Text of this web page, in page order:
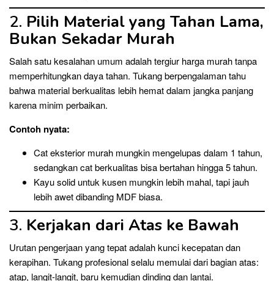
2. Pilih Material yang Tahan Lama,
Bukan Sekadar Murah
Salah satu kesalahan umum adalah tergiur harga murah tanpa
memperhitungkan daya tahan. Tukang berpengalaman tahu
bahwa material berkualitas lebih hemat dalam jangka panjang
karena minim perbaikan.
Contoh nyata:
Cat eksterior murah mungkin mengelupas dalam 1 tahun,
sedangkan cat berkualitas bisa bertahan hingga 5 tahun.
Kayu solid untuk kusen mungkin lebih mahal, tapi jauh
lebih awet dibanding MDF biasa.
3. Kerjakan dari Atas ke Bawah
Urutan pengerjaan yang tepat adalah kunci kecepatan dan
kerapihan. Tukang profesional selalu memulai dari bagian atas:
atap, langit-langit, baru kemudian dinding dan lantai.